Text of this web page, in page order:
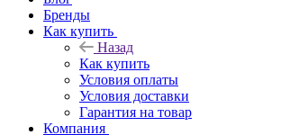
Бренды
Как купить
Назад
Как купить
Условия оплаты
Условия доставки
Гарантия на товар
Компания